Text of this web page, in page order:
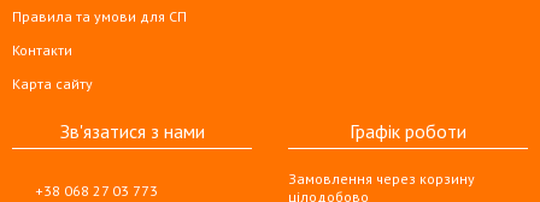
Правила та умови для СП
Контакти
Карта сайту
Зв'язатися з нами
+38 068 27 03 773
Графік роботи
Замовлення через корзину
цілодобово